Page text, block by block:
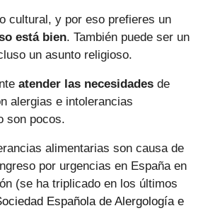
cultural, y por eso prefieres un
está bien. También puede ser un
un asunto religioso.
atender las necesidades de
alergias e intolerancias
son pocos.
alimentarias son causa de
por urgencias en España en
(se ha triplicado en los últimos
Española de Alergología e